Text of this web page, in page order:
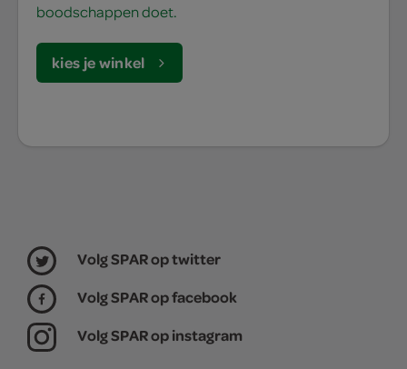
boodschappen doet.
kies je winkel
Volg SPAR op twitter
Volg SPAR op facebook
Volg SPAR op instagram